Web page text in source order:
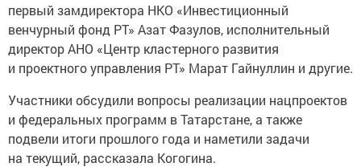
первый замдиректора НКО «Инвестиционный
венчурный фонд РТ» Азат Фазулов, исполнительный
директор АНО «Центр кластерного развития
и проектного управления РТ» Марат Гайнуллин и другие.
Участники обсудили вопросы реализации нацпроектов
и федеральных программ в Татарстане, а также
подвели итоги прошлого года и наметили задачи
на текущий, рассказала Когогина.